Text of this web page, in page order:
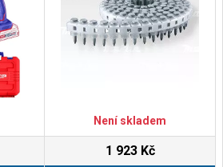
Není skladem
1 923 Kč